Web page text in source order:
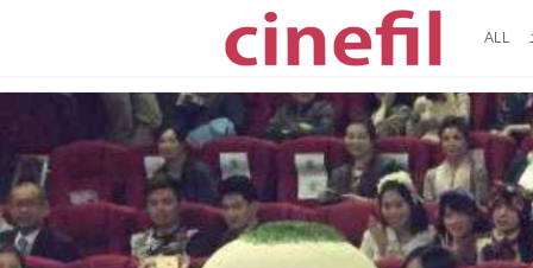
ALL